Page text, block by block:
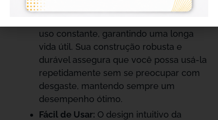
em plástico resistente ou metal, nossa
uso constante, garantindo uma longa
vida útil. Sua construção robusta e
durável assegura que você possa usá-la
repetidamente sem se preocupar com
desgaste, mantendo sempre um
desempenho ótimo.
Fácil de Usar: O design intuitivo da